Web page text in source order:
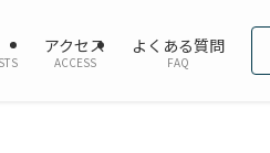
アクセス
ACCESS
よくある質問
FAQ